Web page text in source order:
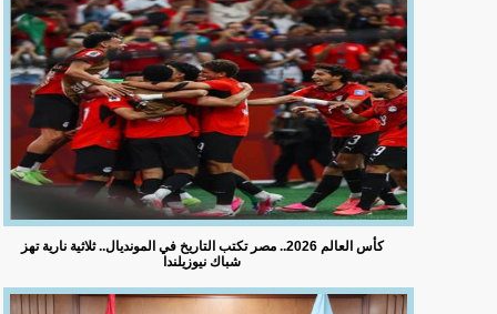
كأس العالم 2026.. مصر تكتب التاريخ في المونديال.. ثلاثية نارية تهز
شباك نيوزيلندا